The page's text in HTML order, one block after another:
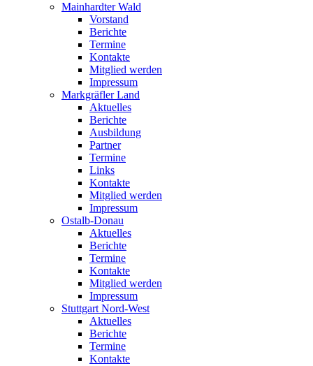
Mainhardter Wald
Vorstand
Berichte
Termine
Kontakte
Mitglied werden
Impressum
Markgräfler Land
Aktuelles
Berichte
Ausbildung
Partner
Termine
Links
Kontakte
Mitglied werden
Impressum
Ostalb-Donau
Aktuelles
Berichte
Termine
Kontakte
Mitglied werden
Impressum
Stuttgart Nord-West
Aktuelles
Berichte
Termine
Kontakte